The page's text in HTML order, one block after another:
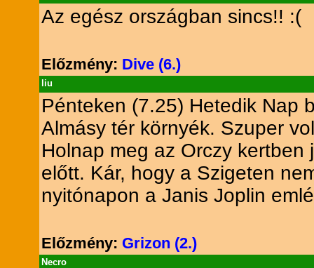
Az egész országban sincs!! :(
Előzmény: Dive (6.)
liu
Pénteken (7.25) Hetedik Nap
Almásy tér környék. Szuper
Holnap meg az Orczy
előtt. Kár, hogy a Szigeten
nyitónapon a Janis Joplin
Előzmény: Grizon (2.)
Necro